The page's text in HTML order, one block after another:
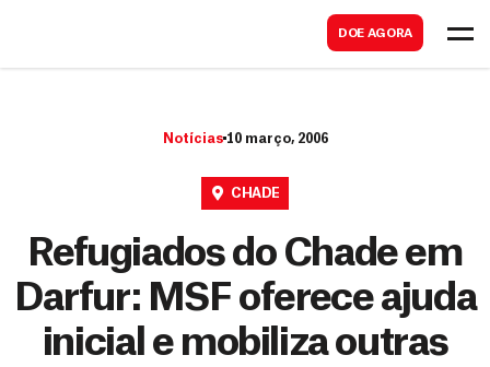
DOE AGORA
Notícias 10 março, 2006
CHADE
Refugiados do Chade em
Darfur: MSF oferece ajuda
inicial e mobiliza outras
a
r